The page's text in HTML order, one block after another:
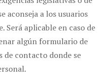
aconseja a los usuarios
Será aplicable en caso de
algún formulario de
de contacto donde se